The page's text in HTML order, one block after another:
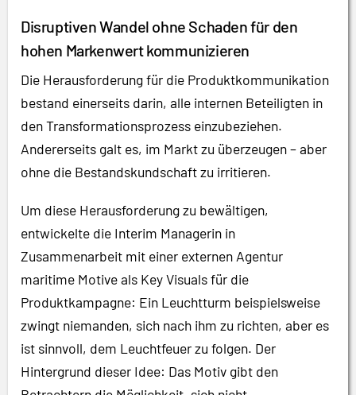
Disruptiven Wandel ohne Schaden für den
hohen Markenwert kommunizieren
Die Herausforderung für die Produktkommunikation
bestand einerseits darin, alle internen Beteiligten in
den Transformationsprozess einzubeziehen.
Andererseits galt es, im Markt zu überzeugen – aber
ohne die Bestandskundschaft zu irritieren.
Um diese Herausforderung zu bewältigen,
entwickelte die Interim Managerin in
Zusammenarbeit mit einer externen Agentur
maritime Motive als Key Visuals für die
Produktkampagne: Ein Leuchtturm beispielsweise
zwingt niemanden, sich nach ihm zu richten, aber es
ist sinnvoll, dem Leuchtfeuer zu folgen. Der
Hintergrund dieser Idee: Das Motiv gibt den